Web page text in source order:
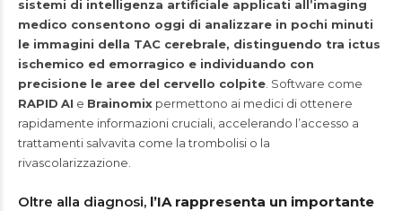
sistemi di intelligenza artificiale applicati all’imaging
medico consentono oggi di analizzare in pochi minuti
le immagini della TAC cerebrale, distinguendo tra ictus
ischemico ed emorragico e individuando con
precisione le aree del cervello colpite . Software come
RAPID AI e Brainomix permettono ai medici di ottenere
rapidamente informazioni cruciali, accelerando l’accesso a
trattamenti salvavita come la trombolisi o la
rivascolarizzazione.
Oltre alla diagnosi, l’IA rappresenta un importante